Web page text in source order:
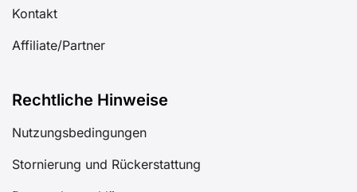
Kontakt
Affiliate/Partner
Rechtliche Hinweise
Nutzungsbedingungen
Stornierung und Rückerstattung